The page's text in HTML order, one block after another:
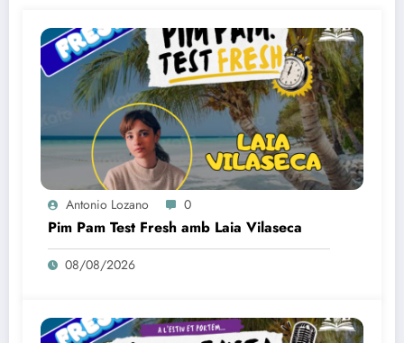
Antonio Lozano 0
Pim Pam Test Fresh amb Laia Vilaseca
08/08/2026